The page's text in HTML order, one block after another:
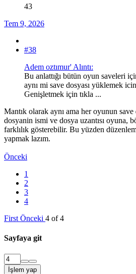
43
Tem 9, 2026
#38
Adem oztımur' Alıntı:
Bu anlattığı bütün oyun saveleri
aynı mi save dosyası yüklemek icin
Genişletmek için tıkla ...
Mantık olarak aynı ama her oyunun save
dosyanin ismi ve dosya uzantısı oyuna,
farklılık gösterebilir. Bu yüzden
yapmak lazım.
Önceki
1
2
3
4
First Önceki 4 of 4
Sayfaya git
İşlem yap